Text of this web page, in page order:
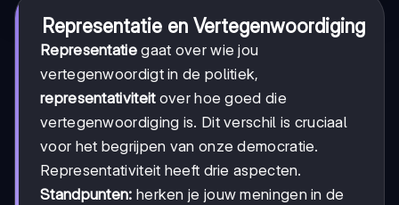
Representatie en Vertegenwoordiging
Representatiegaat over wie jou
vertegenwoordigt in de politiek,
representativiteitover hoe goed die
vertegenwoordiging is. Dit verschil is cruciaal
voor het begrijpen van onze democratie.
Representativiteit heeft drie aspecten.
Standpunten: herken je jouw meningen in de